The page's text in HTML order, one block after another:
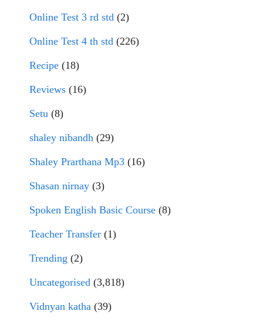
Online Test 3 rd std (2)
Online Test 4 th std (226)
Recipe (18)
Reviews (16)
Setu (8)
shaley nibandh (29)
Shaley Prarthana Mp3 (16)
Shasan nirnay (3)
Spoken English Basic Course (8)
Teacher Transfer (1)
Trending (2)
Uncategorised (3,818)
Vidnyan katha (39)